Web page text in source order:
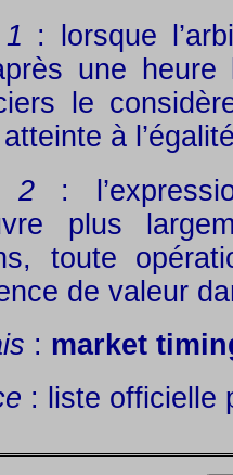
: lorsque
une heure
le
à
2:
plus
toute
de valeur
: market
: liste officielle